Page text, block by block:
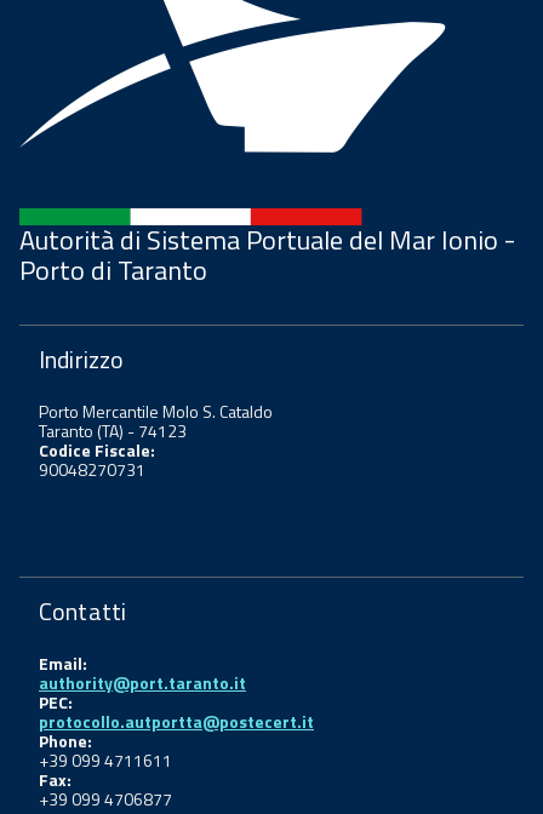
Autorità di Sistema Portuale del Mar Ionio -
Porto di Taranto
Indirizzo
Porto Mercantile Molo S. Cataldo
Taranto (TA) - 74123
Codice Fiscale:
90048270731
Contatti
Email:
authority@port.taranto.it
PEC:
protocollo.autportta@postecert.it
Phone:
+39 099 4711611
Fax:
+39 099 4706877